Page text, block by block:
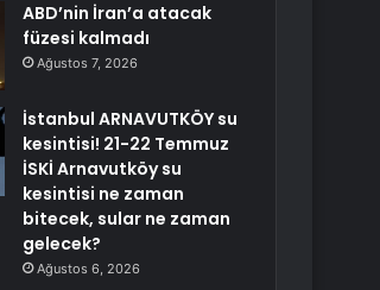
ABD’nin İran’a atacak
füzesi kalmadı
Ağustos 7, 2026
İstanbul ARNAVUTKÖY su
kesintisi! 21-22 Temmuz
İSKİ Arnavutköy su
kesintisi ne zaman
bitecek, sular ne zaman
gelecek?
Ağustos 6, 2026